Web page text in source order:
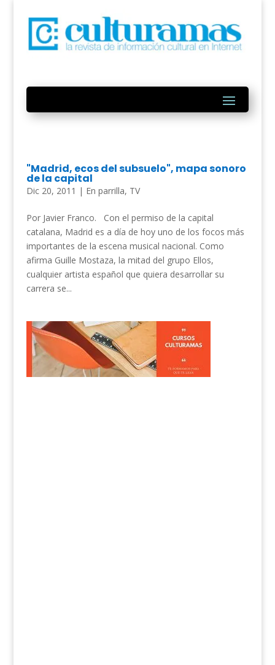
"Madrid, ecos del subsuelo", mapa sonoro
de la capital
Dic 20, 2011 | En parrilla, TV
Por Javier Franco. Con el permiso de la capital
catalana, Madrid es a día de hoy uno de los focos más
importantes de la escena musical nacional. Como
afirma Guille Mostaza, la mitad del grupo Ellos,
cualquier artista español que quiera desarrollar su
carrera se...